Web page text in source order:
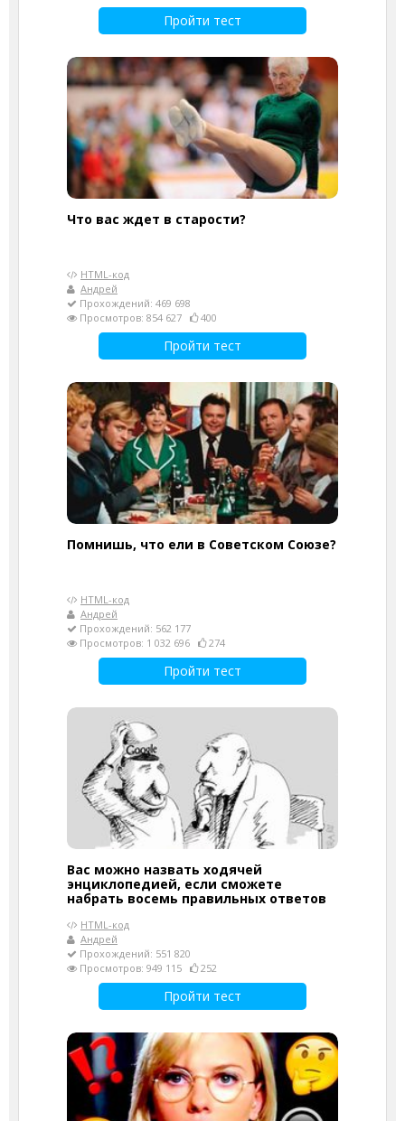
Пройти тест
Что вас ждет в старости?
HTML-код
Андрей
Прохождений: 469 698
Просмотров: 854 627
400
Пройти тест
Помнишь, что ели в Советском Союзе?
HTML-код
Андрей
Прохождений: 562 177
Просмотров: 1 032 696
274
Пройти тест
Вас можно назвать ходячей
энциклопедией, если сможете
набрать восемь правильных ответов
HTML-код
Андрей
Прохождений: 551 820
Просмотров: 949 115
252
Пройти тест